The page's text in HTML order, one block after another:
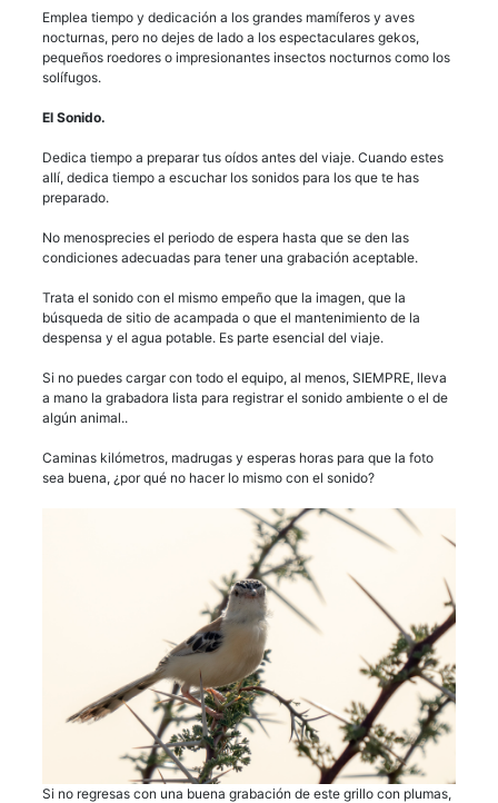
Emplea tiempo y dedicación a los grandes mamíferos y aves
nocturnas, pero no dejes de lado a los espectaculares gekos,
pequeños roedores o impresionantes insectos nocturnos como los
solífugos.
El Sonido.
Dedica tiempo a preparar tus oídos antes del viaje. Cuando estes
allí, dedica tiempo a escuchar los sonidos para los que te has
preparado.
No menosprecies el periodo de espera hasta que se den las
condiciones adecuadas para tener una grabación aceptable.
Trata el sonido con el mismo empeño que la imagen, que la
búsqueda de sitio de acampada o que el mantenimiento de la
despensa y el agua potable. Es parte esencial del viaje.
Si no puedes cargar con todo el equipo, al menos, SIEMPRE, lleva
a mano la grabadora lista para registrar el sonido ambiente o el de
algún animal..
Caminas kilómetros, madrugas y esperas horas para que la foto
sea buena, ¿por qué no hacer lo mismo con el sonido?
Si no regresas con una buena grabación de este grillo con plumas,